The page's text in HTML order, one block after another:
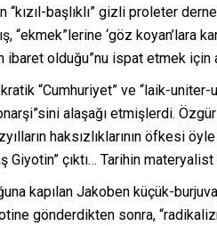
“kızıl-başlıklı” gizli proleter
“ekmek”lerine ‘göz koyan’lara
olduğu”nu ispat etmek için
“Cumhuriyet” ve “laik-
alaşağı etmişlerdi.
haksızlıklarının öfkesi
Giyotin” çıktı… Tarihin
kapılan Jakoben küçük-
gönderdikten sonra,